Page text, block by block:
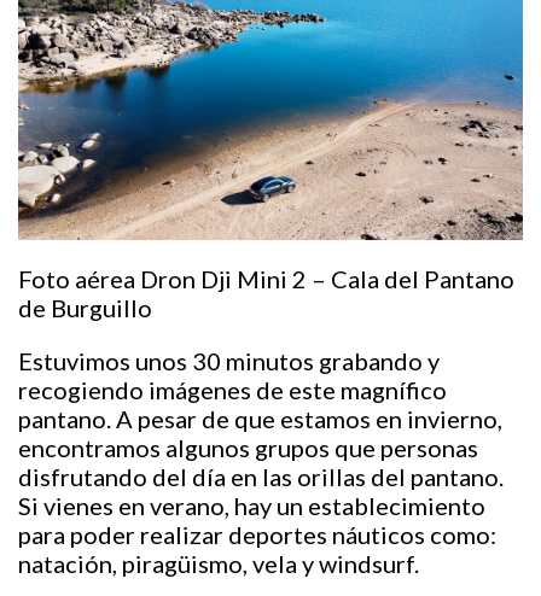
Foto aérea Dron Dji Mini 2 – Cala del Pantano
de Burguillo
Estuvimos unos 30 minutos grabando y
recogiendo imágenes de este magnífico
pantano. A pesar de que estamos en invierno,
encontramos algunos grupos que personas
disfrutando del día en las orillas del pantano.
Si vienes en verano, hay un establecimiento
para poder realizar deportes náuticos como:
natación, piragüismo, vela y windsurf.